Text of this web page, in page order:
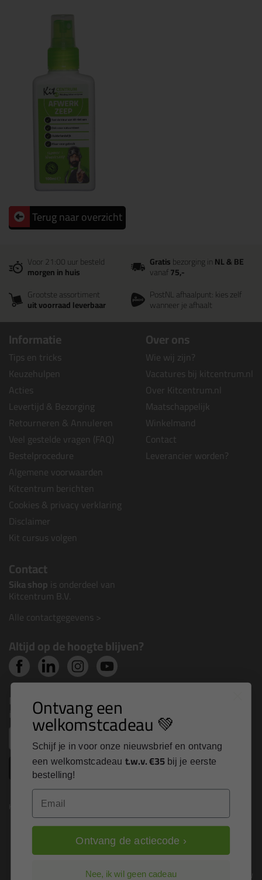
Terug naar overzicht
Voor 21:00 uur besteld
morgen in huis
Gratisbezorging inNL & BE
vanaf75,-
Grootste assortiment
uit voorraad leverbaar
PostNL afhaalpunt: kies zelf
wanneer je afhaalt
Informatie
Tips en tricks
Keuzehulpen
Acties
Levertijd & Bezorging
Retourneren & Annuleren
Veel gestelde vragen (FAQ)
Bestelprocedure
Algemene voorwaarden
Kitcentrum berichten
Cookies & privacy verklaring
Disclaimer
Kit cursus volgen
Over ons
Wie wij zijn?
Vacatures bij kitcentrum.nl
Over Kitcentrum.nl
Maatschappelijk
Winkelmand
Contact
Leverancier worden?
Contact
Sika shop is onderdeel van
Kitcentrum B.V.
Alle contactgegevens >
Altijd op de hoogte blijven?
Nieuws, tips en exclusieve deals rechtstreeks in je
inbox
Inschrijven
Kitcentrum is trots op:
Alle prijzen zijn in EURO en excl. 21% BTW
Ontvang een
welkomstcadeau 💚
Schijf je in voor onze nieuwsbrief en ontvang
een welkomstcadeau t.w.v. €35 bij je eerste
bestelling!
Email
Ontvang de actiecode ›
Nee, ik wil geen cadeau